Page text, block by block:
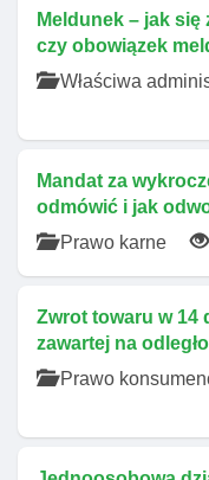
Meldunek – jak
czy obowiązek
Właściwa
Mandat za
odmówić i jak
Prawo karne
Zwrot towaru w 14
zawartej na
Prawo